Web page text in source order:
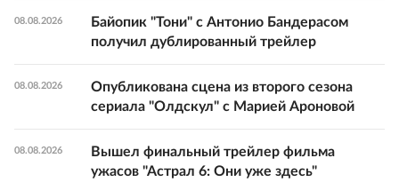
08.08.2026
Байопик "Тони" с Антонио Бандерасом
получил дублированный трейлер
08.08.2026
Опубликована сцена из второго сезона
сериала "Олдскул" с Марией Ароновой
08.08.2026
Вышел финальный трейлер фильма
ужасов "Астрал 6: Они уже здесь"